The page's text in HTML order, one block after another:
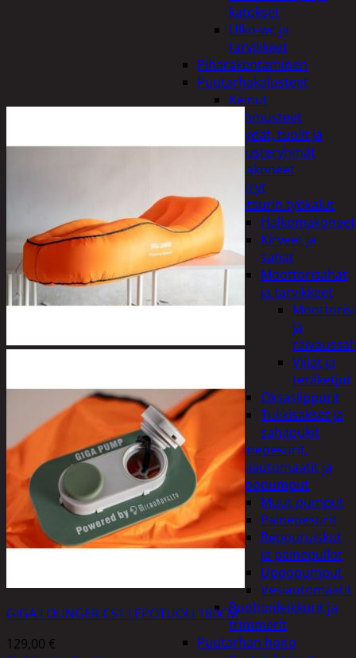
katokset
Ulko-wc ja
tarvikkeet
Piharakentaminen
Puutarhakalusteet
Keinut
Pehmusteet
Pöydät, tuolit ja
kalusteryhmät
Puutarhakoneet
Kärryt
Metsurin työkalut
Halkomakoneet
Kirveet ja
sahat
Moottorisahat
ja tarvikkeet
ja
Viilat ja
teräketjut
Oksasilppurit
Tukkisakset ja
sahapukit
Painepesurit,
vesiautomaatit ja
uppopumput
Muut pumput
Painepesurit
Reppuruiskut
ja painepullot
Uppopumput
Vesiautomaatit
Ruohonleikkurit ja
trimmerit
Puutarhan hoito
GIGA LOUNGER CS1 LEPOTUOLI 180CM
129,00 €